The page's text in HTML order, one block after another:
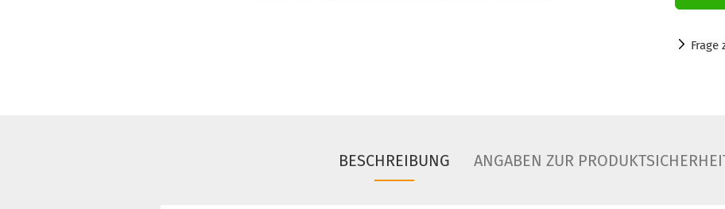
BESCHREIBUNG ANGABEN ZUR